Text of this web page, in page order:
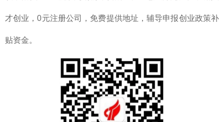
才创业，0元注册公司，免费提供地址，辅导申报创业政策补
贴资金。